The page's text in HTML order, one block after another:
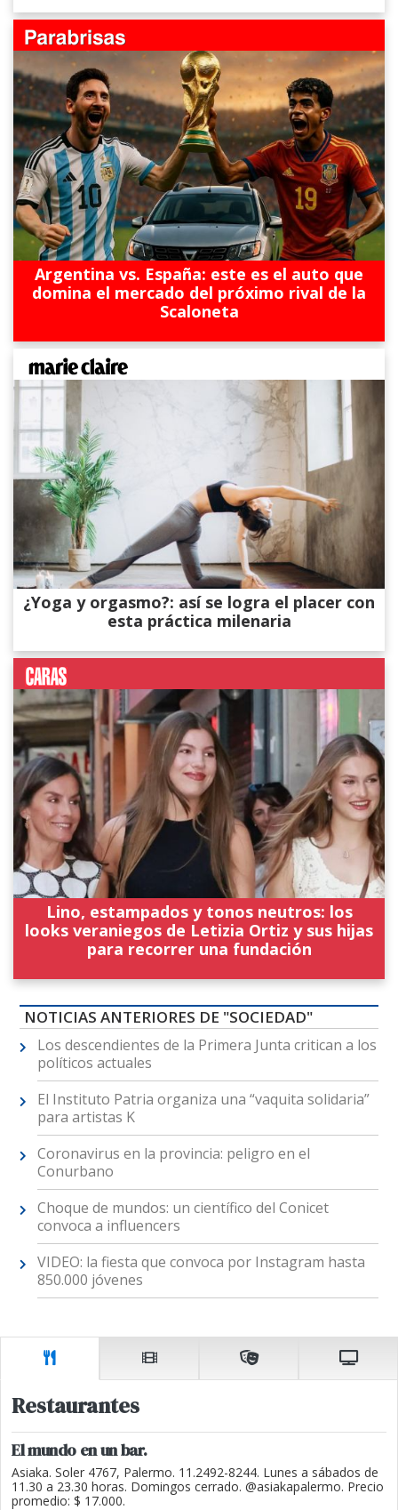
Argentina vs. España: este es el auto que
domina el mercado del próximo rival de la
Scaloneta
¿Yoga y orgasmo?: así se logra el placer con
esta práctica milenaria
Lino, estampados y tonos neutros: los
looks veraniegos de Letizia Ortiz y sus hijas
para recorrer una fundación
NOTICIAS ANTERIORES DE "SOCIEDAD"
Los descendientes de la Primera Junta critican a los
políticos actuales
El Instituto Patria organiza una “vaquita solidaria”
para artistas K
Coronavirus en la provincia: peligro en el
Conurbano
Choque de mundos: un científico del Conicet
convoca a influencers
VIDEO: la fiesta que convoca por Instagram hasta
850.000 jóvenes
Restaurantes
El mundo en un bar.
Asiaka. Soler 4767, Palermo. 11.2492-8244. Lunes a sábados de
11.30 a 23.30 horas. Domingos cerrado. @asiakapalermo. Precio
promedio: $ 17.000.